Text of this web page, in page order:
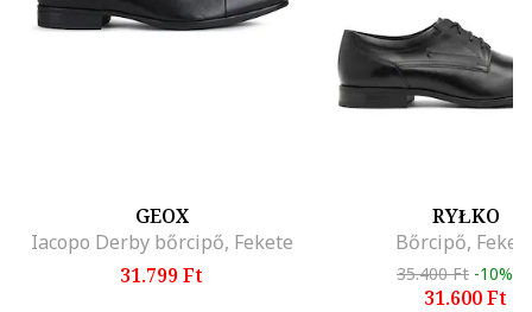
GEOX
Iacopo Derby bőrcipő, Fekete
31.799 Ft
RYŁKO
Bőrcipő,
35.400 Ft -10%
31.600 Ft